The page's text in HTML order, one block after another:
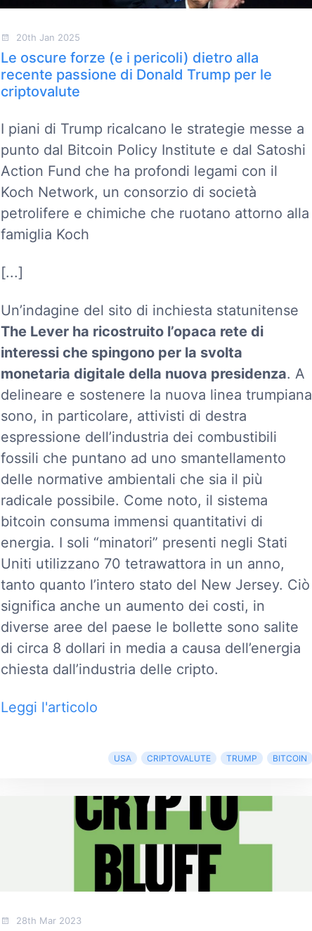
20th Jan 2025
Le oscure forze (e i pericoli) dietro alla
recente passione di Donald Trump per le
criptovalute
I piani di Trump ricalcano le strategie messe a
punto dal Bitcoin Policy Institute e dal Satoshi
Action Fund che ha profondi legami con il
Koch Network, un consorzio di società
petrolifere e chimiche che ruotano attorno alla
famiglia Koch
[...]
Un’indagine del sito di inchiesta statunitense
The Lever ha ricostruito l’opaca rete di
interessi che spingono per la svolta
monetaria digitale della nuova presidenza. A
delineare e sostenere la nuova linea trumpiana
sono, in particolare, attivisti di destra
espressione dell’industria dei combustibili
fossili che puntano ad uno smantellamento
delle normative ambientali che sia il più
radicale possibile. Come noto, il sistema
bitcoin consuma immensi quantitativi di
energia. I soli “minatori” presenti negli Stati
Uniti utilizzano 70 tetrawattora in un anno,
tanto quanto l’intero stato del New Jersey. Ciò
significa anche un aumento dei costi, in
diverse aree del paese le bollette sono salite
di circa 8 dollari in media a causa dell’energia
chiesta dall’industria delle cripto.
Leggi l'articolo
USA CRIPTOVALUTE TRUMP BITCOIN
28th Mar 2023